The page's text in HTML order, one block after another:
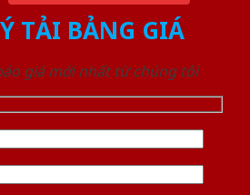
TẢI BẢNG GIÁ
giá mới nhất từ chúng tôi